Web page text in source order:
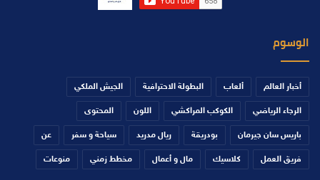
الوسوم
أخبار العالم ألعاب البطولة الاحترافية الجيش الملكي
الرجاء الرياضي الكوكب المراكشي اللون المحتوى
باريس سان جيرمان بودريقة ريال مدريد سياحة و سفر عن
فريق العمل كلاسيك مال و أعمال مخطط زمني منوعات